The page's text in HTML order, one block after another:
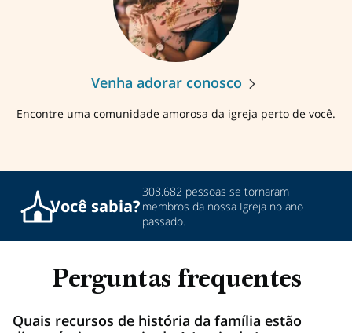
Venha adorar conosco
Encontre uma comunidade amorosa da igreja perto de você.
Você sabia?
308.682 pessoas se tornaram
membros da nossa Igreja no ano
passado.
Perguntas frequentes
Quais recursos de história da família estão